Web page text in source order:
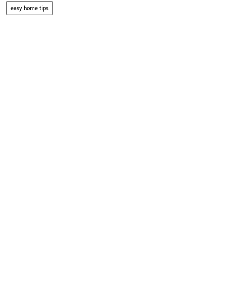
easy home tips